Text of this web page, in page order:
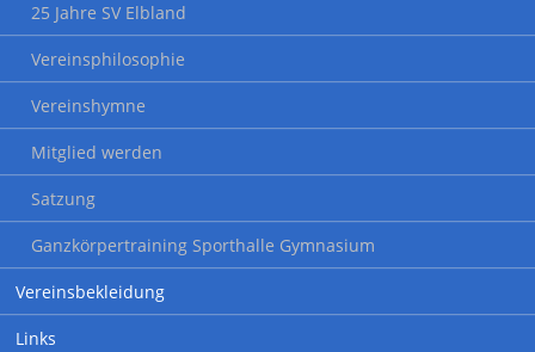
25 Jahre SV Elbland
Vereinsphilosophie
Vereinshymne
Mitglied werden
Satzung
Ganzkörpertraining Sporthalle Gymnasium
Vereinsbekleidung
Links